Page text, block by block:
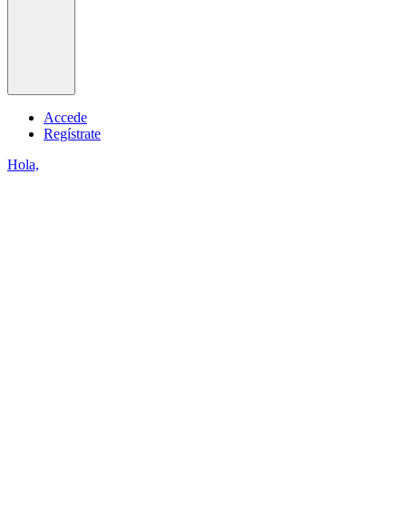
Accede
Regístrate
Hola,